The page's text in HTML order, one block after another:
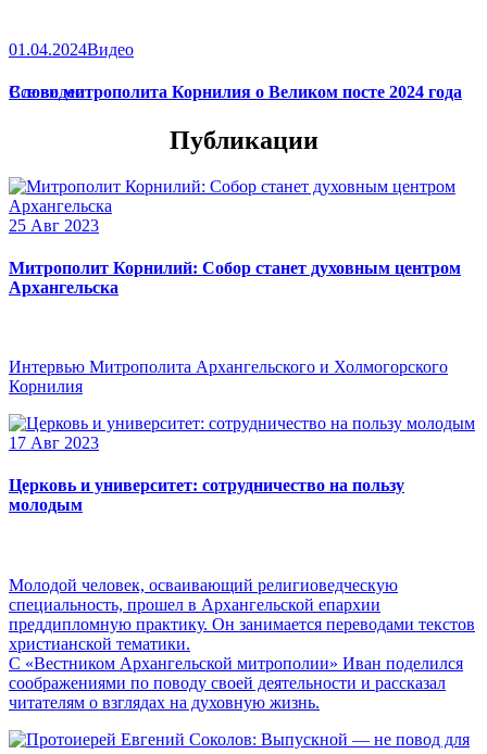
01.04.2024Видео
Слово митрополита Корнилия о Великом посте 2024 года
Все видео
Публикации
25 Авг 2023
Митрополит Корнилий: Собор станет духовным центром
Архангельска
Интервью Митрополита Архангельского и Холмогорского
Корнилия
17 Авг 2023
Церковь и университет: сотрудничество на пользу
молодым
Молодой человек, осваивающий религиоведческую
специальность, прошел в Архангельской епархии
преддипломную практику. Он занимается переводами текстов
христианской тематики.
С «Вестником Архангельской митрополии» Иван поделился
соображениями по поводу своей деятельности и рассказал
читателям о взглядах на духовную жизнь.